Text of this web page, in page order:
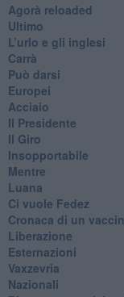
​Agorà reloaded
Ultimo
​L’urlo e gli inglesi
Carrà
Può darsi
Europei
Acciaio
Il Presidente
​Il Giro
Insopportabile
​Mentre
Luana
​Ci vuole Fedez
​Cronaca di un
​Liberazione
Esternazioni
Vaxzevria
Nazionali